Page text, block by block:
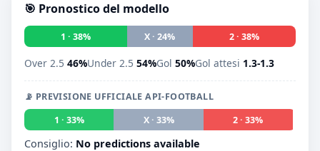
🎯 Pronostico del modello
1 · 38% X · 24% 2 · 38%
Over 2.5 46%Under 2.5 54%Gol 50%Gol attesi 1.3-1.3
📡 PREVISIONE UFFICIALE API-FOOTBALL
1 · 33%
X · 33% 2 · 33%
Consiglio: No predictions available